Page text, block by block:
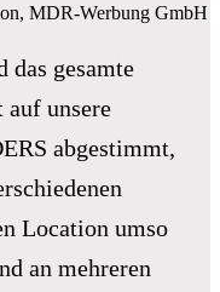
MDR-Werbung GmbH
das gesamte
auf unsere
abgestimmt,
Location umso
an mehreren